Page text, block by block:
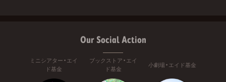
Our Social Action
ミニシアター・エイ
ド基金
ブックストア・エイ
ド基金
小劇場・エイド基金